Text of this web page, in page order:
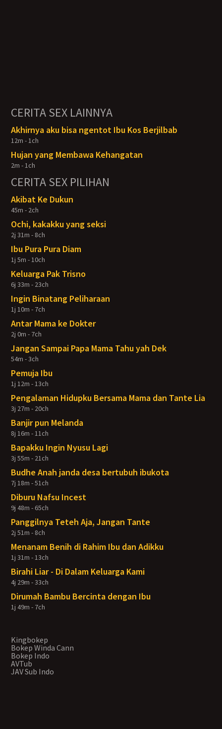
CERITA SEX LAINNYA
Akhirnya aku bisa ngentot Ibu Kos Berjilbab
12m - 1ch
Hujan yang Membawa Kehangatan
2m - 1ch
CERITA SEX PILIHAN
Akibat Ke Dukun
45m - 2ch
Ochi, kakakku yang seksi
2j 31m - 8ch
Ibu Pura Pura Diam
1j 5m - 10ch
Keluarga Pak Trisno
6j 33m - 23ch
Ingin Binatang Peliharaan
1j 10m - 7ch
Antar Mama ke Dokter
2j 0m - 7ch
Jangan Sampai Papa Mama Tahu yah Dek
54m - 3ch
Pemuja Ibu
1j 12m - 13ch
Pengalaman Hidupku Bersama Mama dan Tante Lia
3j 27m - 20ch
Banjir pun Melanda
8j 16m - 11ch
Bapakku Ingin Nyusu Lagi
3j 55m - 21ch
Budhe Anah janda desa bertubuh ibukota
7j 18m - 51ch
Diburu Nafsu Incest
9j 48m - 65ch
Panggilnya Teteh Aja, Jangan Tante
2j 51m - 8ch
Menanam Benih di Rahim Ibu dan Adikku
1j 31m - 13ch
Birahi Liar - Di Dalam Keluarga Kami
4j 29m - 33ch
Dirumah Bambu Bercinta dengan Ibu
1j 49m - 7ch
Kingbokep
Bokep Winda Cann
Bokep Indo
AVTub
JAV Sub Indo